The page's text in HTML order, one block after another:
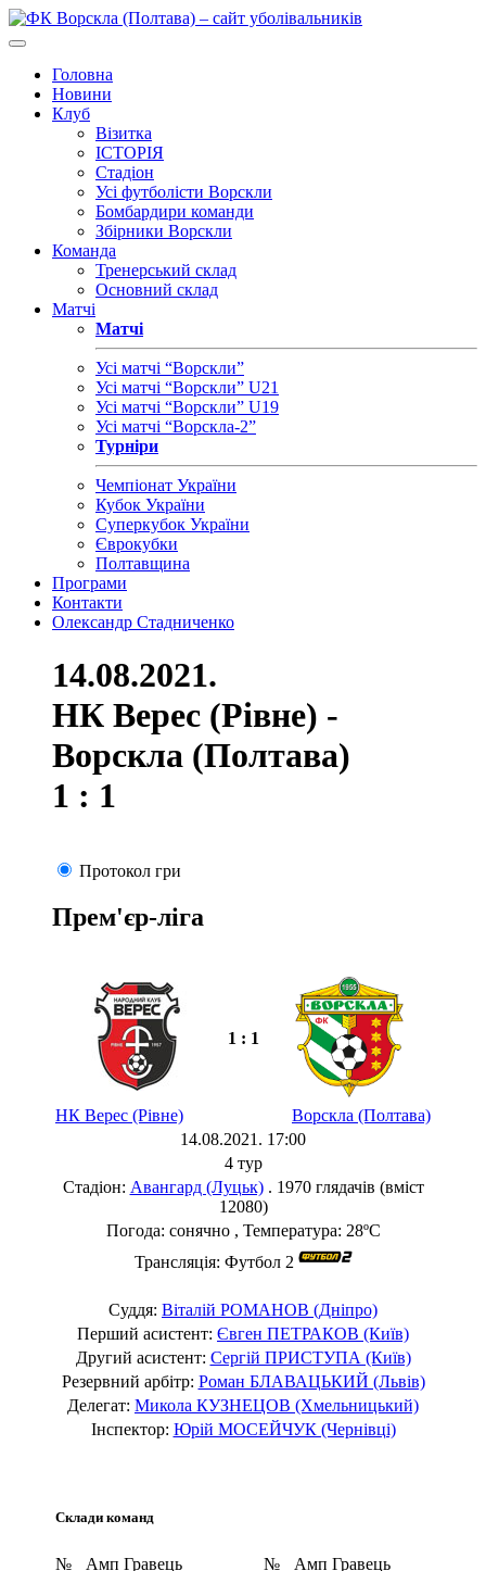
Головна
Новини
Клуб
Візитка
ІСТОРІЯ
Стадіон
Усі футболісти Ворскли
Бомбардири команди
Збірники Ворскли
Команда
Тренерський склад
Основний склад
Матчі
Матчі
Усі матчі “Ворскли”
Усі матчі “Ворскли” U21
Усі матчі “Ворскли” U19
Усі матчі “Ворскла-2”
Турніри
Чемпіонат України
Кубок України
Суперкубок України
Єврокубки
Полтавщина
Програми
Контакти
Олександр Стадниченко
14.08.2021.
НК Верес (Рівне) -
Ворскла (Полтава)
1 : 1
Протокол гри
Прем'єр-ліга
1 : 1
НК Верес (Рівне)
Ворскла (Полтава)
14.08.2021. 17:00
4 тур
Стадіон: Авангард (Луцьк). 1970 глядачів (вміст
12080)
Погода: сонячно , Температура: 28ºC
Трансляція: Футбол 2
Суддя: Віталій РОМАНОВ (Дніпро)
Перший асистент: Євген ПЕТРАКОВ (Київ)
Другий асистент: Сергій ПРИСТУПА (Київ)
Резервний арбітр: Роман БЛАВАЦЬКИЙ (Львів)
Делегат: Микола КУЗНЕЦОВ (Хмельницький)
Інспектор: Юрій МОСЕЙЧУК (Чернівці)
Склади команд
№ Амп Гравець № Амп Гравець